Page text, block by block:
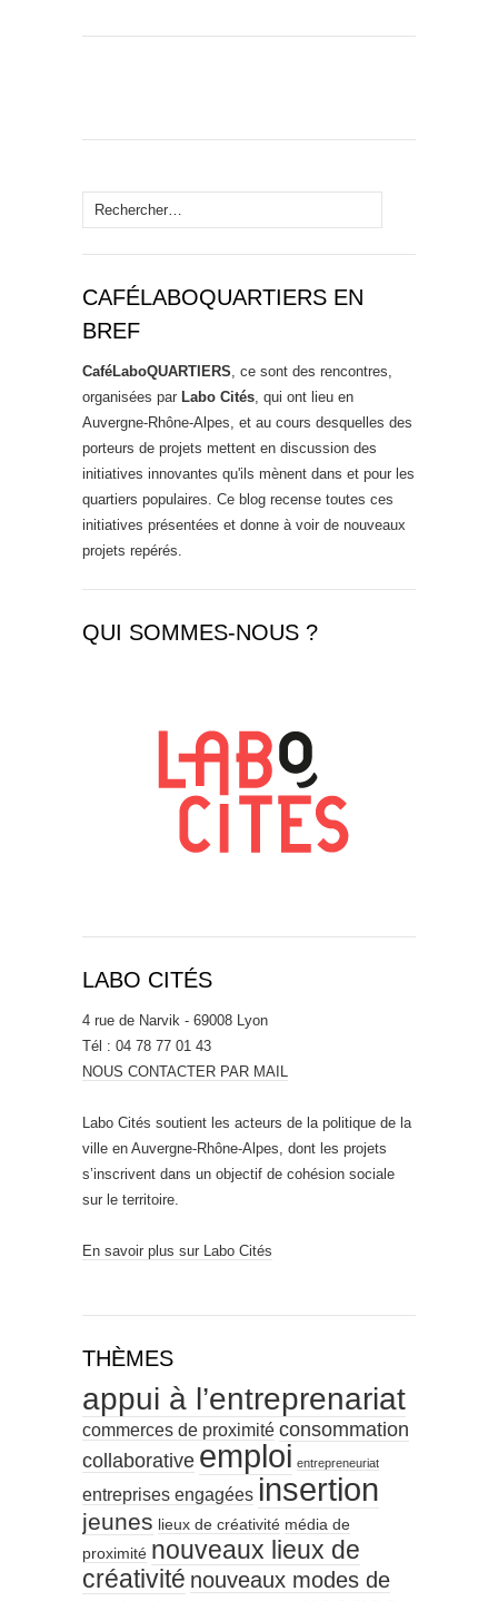
Rechercher :
CAFÉLABOQUARTIERS EN
BREF
CaféLaboQUARTIERS, ce sont des rencontres,
organisées par Labo Cités, qui ont lieu en
Auvergne-Rhône-Alpes, et au cours desquelles des
porteurs de projets mettent en discussion des
initiatives innovantes qu'ils mènent dans et pour les
quartiers populaires. Ce blog recense toutes ces
initiatives présentées et donne à voir de nouveaux
projets repérés.
QUI SOMMES-NOUS ?
LABO CITÉS
4 rue de Narvik - 69008 Lyon
Tél : 04 78 77 01 43
NOUS CONTACTER PAR MAIL
Labo Cités soutient les acteurs de la politique de la
ville en Auvergne-Rhône-Alpes, dont les projets
s’inscrivent dans un objectif de cohésion sociale
sur le territoire.
En savoir plus sur Labo Cités
THÈMES
appui à l’entreprenariat
commerces de proximité consommation
collaborative emploi entrepreneuriat
entreprises engagées insertion
jeunes lieux de créativité média de
proximité nouveaux lieux de
créativité nouveaux modes de